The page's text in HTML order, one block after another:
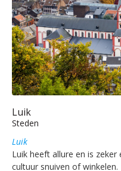
Luik
Steden
Luik
Luik heeft allure en is
cultuur snuiven of